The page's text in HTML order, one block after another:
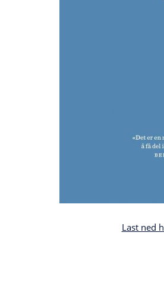
Last ned